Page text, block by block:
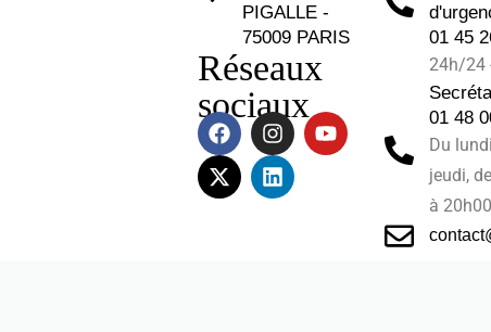
PIGALLE -
75009 PARIS
Réseaux
sociaux
01 45
24h/24
01 48
Du
jeudi,
à